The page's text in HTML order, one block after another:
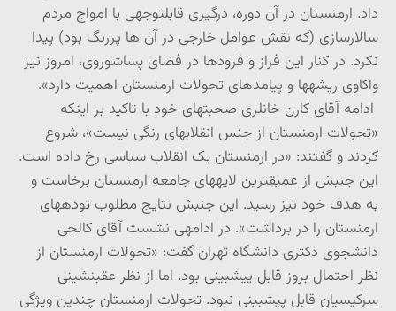
داد. ارمنستان در آن دوره، درگیری قابل­توجهی با امواج مردم
سالارسازی (که نقش عوامل خارجی در آن ها پررنگ بود) پیدا
نکرد. در کنار این فراز و فرودها در فضای پساشوروی، امروز نیز
واکاوی ریشه­ها و پیامدهای تحولات ارمنستان اهمیت دارد».
ادامه آقای کارن خانلری صحبت­های خود با تاکید بر اینکه
«تحولات ارمنستان از جنس انقلاب­های رنگی نیست»، شروع
کردند و گفتند: «در ارمنستان یک انقلاب سیاسی رخ داده است.
این جنبش از عمیق­ترین لایه­های جامعه ارمنستان برخاست و
به هدف خود نیز رسید. این جنبش نتایج مطلوب توده­های
ارمنستان را در برداشت». در ادامه­ی نشست آقای کالجی
دانشجوی دکتری دانشگاه تهران گفت: «تحولات ارمنستان از
نظر احتمال بروز قابل پیش­بینی بود، اما از نظر عقب­نشینی
سرکیسیان قابل پیش­بینی نبود. تحولات ارمنستان چندین ویژگی